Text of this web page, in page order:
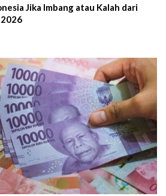
Jika Imbang atau Kalah dari